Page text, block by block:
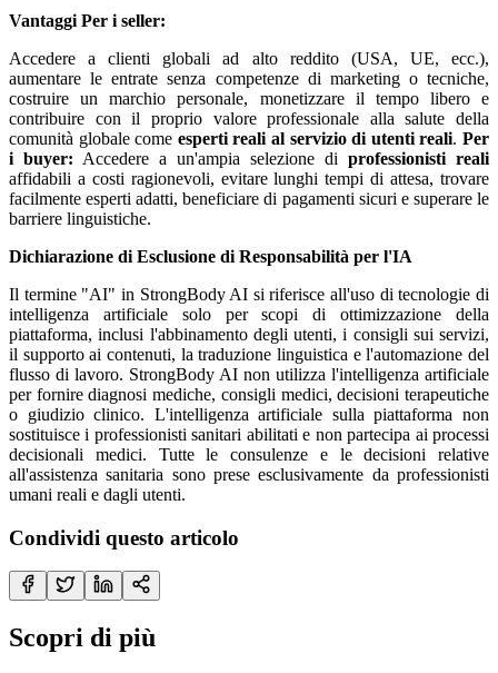
Vantaggi Per i seller:
Accedere a clienti globali ad alto reddito (USA, UE, ecc.),
aumentare le entrate senza competenze di marketing o tecniche,
costruire un marchio personale, monetizzare il tempo libero e
contribuire con il proprio valore professionale alla salute della
comunità globale come esperti reali al servizio di utenti reali.Per
i buyer: Accedere a un'ampia selezione di professionisti reali
affidabili a costi ragionevoli, evitare lunghi tempi di attesa, trovare
facilmente esperti adatti, beneficiare di pagamenti sicuri e superare le
barriere linguistiche.
Dichiarazione di Esclusione di Responsabilità per l'IA
Il termine "AI" in StrongBody AI si riferisce all'uso di tecnologie di
intelligenza artificiale solo per scopi di ottimizzazione della
piattaforma, inclusi l'abbinamento degli utenti, i consigli sui servizi,
il supporto ai contenuti, la traduzione linguistica e l'automazione del
flusso di lavoro. StrongBody AI non utilizza l'intelligenza artificiale
per fornire diagnosi mediche, consigli medici, decisioni terapeutiche
o giudizio clinico. L'intelligenza artificiale sulla piattaforma non
sostituisce i professionisti sanitari abilitati e non partecipa ai processi
decisionali medici. Tutte le consulenze e le decisioni relative
all'assistenza sanitaria sono prese esclusivamente da professionisti
umani reali e dagli utenti.
Condividi questo articolo
Scopri di più